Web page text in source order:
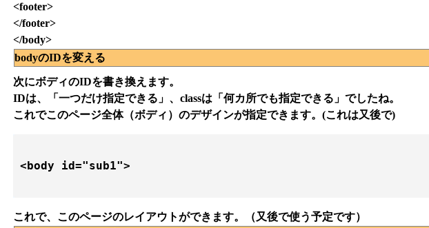
<footer>
</footer>
</body>
bodyのIDを変える
次にボディのIDを書き換えます。
IDは、「一つだけ指定できる」、classは「何カ所でも指定できる」でしたね。
これでこのページ全体（ボディ）のデザインが指定できます。(これは又後で)
<body id="sub1">
これで、このページのレイアウトができます。（又後で使う予定です）